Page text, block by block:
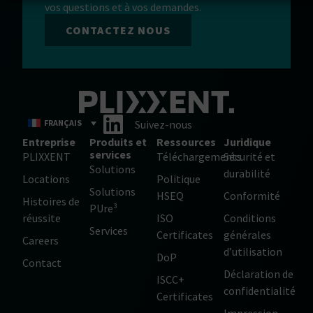
vos questions et à vos demandes.
CONTACTEZ NOUS
FRANÇAIS
Suivez-nous
Entreprise
PLIXXENT
Locations
Histoires de
réussite
Careers
Contact
Produits et
services
Solutions
Solutions
PUre³
Services
Ressources
Téléchargements
Politique
HSEQ
ISO
Certificates
DoP
ISCC+
Certificates
Juridique
Sécurité et
durabilité
Conformité
Conditions
générales
d’utilisation
Déclaration de
confidentialité